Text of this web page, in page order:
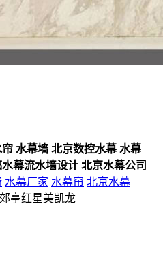
水幕墙 北京数控水幕 水幕
幕流水墙设计 北京水幕公司
水幕厂家 水幕帘 北京水幕
亭红星美凯龙